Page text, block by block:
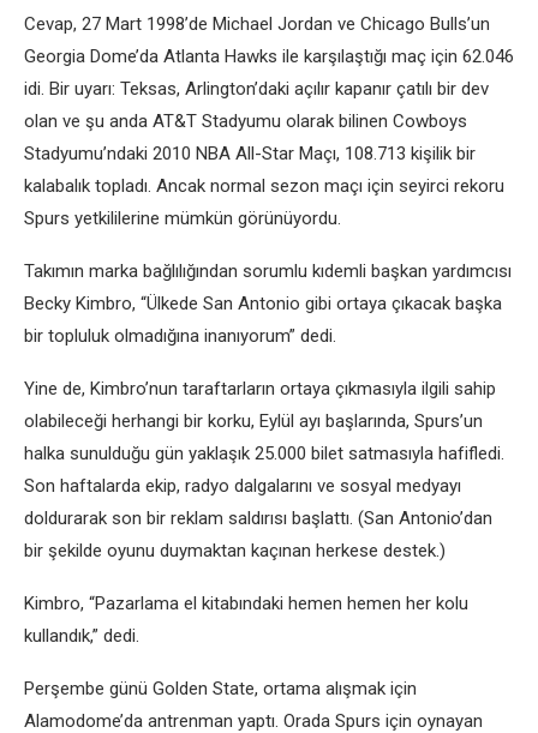
Cevap, 27 Mart 1998’de Michael Jordan ve Chicago Bulls’un
Georgia Dome’da Atlanta Hawks ile karşılaştığı maç için 62.046
idi. Bir uyarı: Teksas, Arlington’daki açılır kapanır çatılı bir dev
olan ve şu anda AT&T Stadyumu olarak bilinen Cowboys
Stadyumu’ndaki 2010 NBA All-Star Maçı, 108.713 kişilik bir
kalabalık topladı. Ancak normal sezon maçı için seyirci rekoru
Spurs yetkililerine mümkün görünüyordu.
Takımın marka bağlılığından sorumlu kıdemli başkan yardımcısı
Becky Kimbro, “Ülkede San Antonio gibi ortaya çıkacak başka
bir topluluk olmadığına inanıyorum” dedi.
Yine de, Kimbro’nun taraftarların ortaya çıkmasıyla ilgili sahip
olabileceği herhangi bir korku, Eylül ayı başlarında, Spurs’un
halka sunulduğu gün yaklaşık 25.000 bilet satmasıyla hafifledi.
Son haftalarda ekip, radyo dalgalarını ve sosyal medyayı
doldurarak son bir reklam saldırısı başlattı. (San Antonio’dan
bir şekilde oyunu duymaktan kaçınan herkese destek.)
Kimbro, “Pazarlama el kitabındaki hemen hemen her kolu
kullandık,” dedi.
Perşembe günü Golden State, ortama alışmak için
Alamodome’da antrenman yaptı. Orada Spurs için oynayan